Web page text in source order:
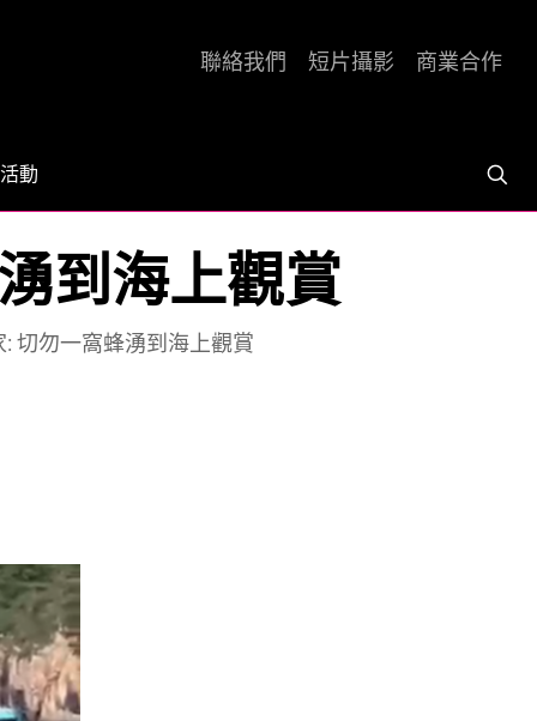
活動
聯絡我們 短片攝影 商業合作
到海上觀賞
切勿一窩蜂湧到海上觀賞